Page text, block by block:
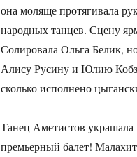
она моляще протягивала
народных танцев. Сцену
Солировала Ольга Белик,
Алису Русину и Юлию
сколько исполнено
Танец Аметистов
премьерный балет!